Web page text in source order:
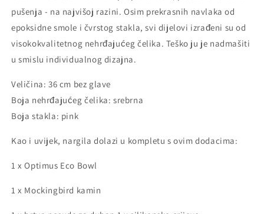
36cm
36cm
pušenja - na najvišoj razini. Osim prekrasnih navlaka od
epoksidne smole i čvrstog stakla, svi dijelovi izrađeni su od
visokokvalitetnog nehrđajućeg čelika. Teško ju je nadmašiti
u smislu individualnog dizajna.
Veličina: 36 cm bez glave
Boja nehrđajućeg čelika: srebrna
Boja stakla: pink
Kao i uvijek, nargila dolazi u kompletu s ovim dodacima:
1 x Optimus Eco Bowl
1 x Mockingbird kamin